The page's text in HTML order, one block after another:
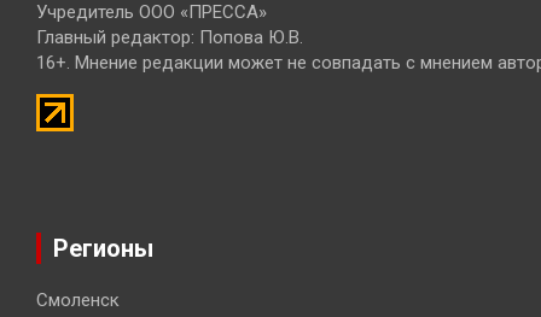
Учредитель ООО «ПРЕССА»
Главный редактор: Попова Ю.В.
16+. Мнение редакции может не совпадать с мнением
Регионы
Смоленск